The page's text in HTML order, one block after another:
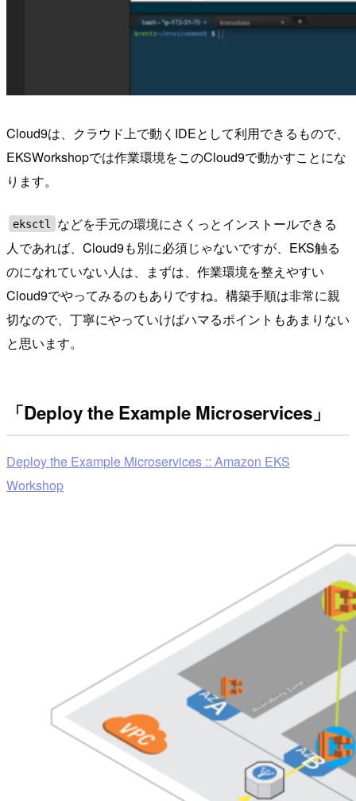
Cloud9は、クラウド上で動くIDEとして利用できるもので、
EKSWorkshopでは作業環境をこのCloud9で動かすことにな
ります。
eksctl
などを手元の環境にさくっとインストールできる
人であれば、Cloud9も別に必須じゃないですが、EKS触る
のになれていない人は、まずは、作業環境を整えやすい
Cloud9でやってみるのもありですね。構築手順は非常に親
切なので、丁寧にやっていけばハマるポイントもあまりない
と思います。
「Deploy the Example Microservices」
Deploy the Example Microservices :: Amazon EKS
Workshop